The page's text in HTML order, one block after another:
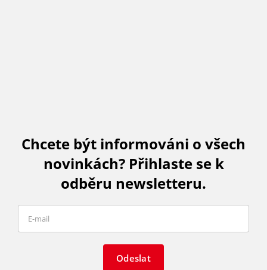
Chcete být informováni o všech
novinkách? Přihlaste se k
odběru newsletteru.
Odeslat